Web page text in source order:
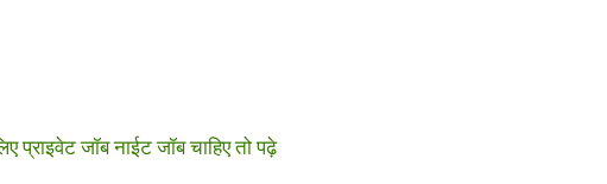
जॉब नाईट जॉब चाहिए तो पढ़े